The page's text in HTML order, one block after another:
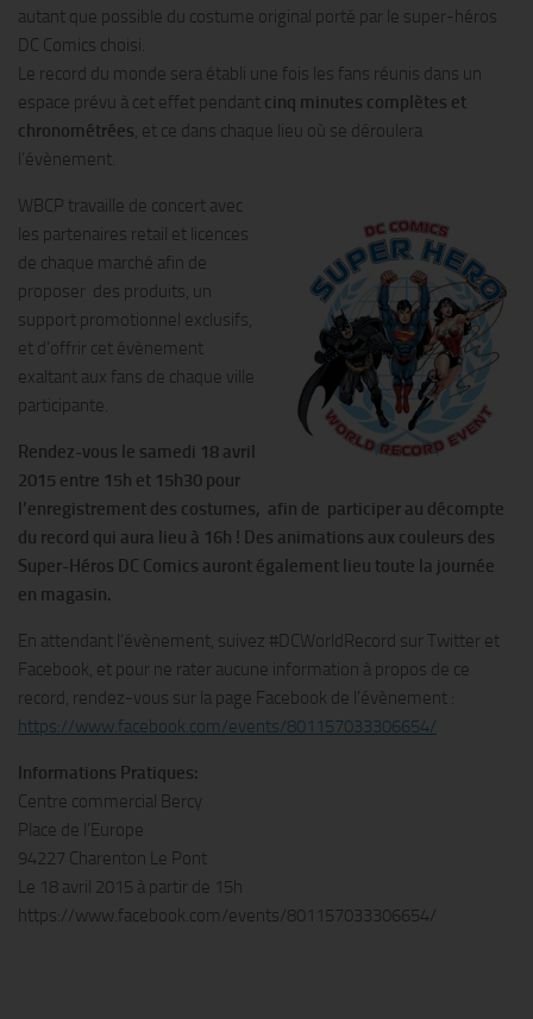
autant que possible du costume original porté par le super-héros
DC Comics choisi.
Le record du monde sera établi une fois les fans réunis dans un
espace prévu à cet effet pendant cinq minutes complètes et
chronométrées, et ce dans chaque lieu où se déroulera
l’évènement.
WBCP travaille de concert avec
les partenaires retail et licences
de chaque marché afin de
proposer des produits, un
support promotionnel exclusifs,
et d’offrir cet évènement
exaltant aux fans de chaque ville
participante.
Rendez-vous le samedi 18 avril
2015 entre 15h et 15h30 pour
l’enregistrement des costumes, afin de participer au décompte
du record qui aura lieu à 16h ! Des animations aux couleurs des
Super-Héros DC Comics auront également lieu toute la journée
en magasin.
En attendant l’évènement, suivez #DCWorldRecord sur Twitter et
Facebook, et pour ne rater aucune information à propos de ce
record, rendez-vous sur la page Facebook de l’évènement :
https://www.facebook.com/events/801157033306654/
Informations Pratiques:
Centre commercial Bercy
Place de l’Europe
94227 Charenton Le Pont
Le 18 avril 2015 à partir de 15h
https://www.facebook.com/events/801157033306654/